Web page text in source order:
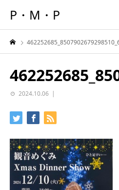
P・M・P
2024.10.06